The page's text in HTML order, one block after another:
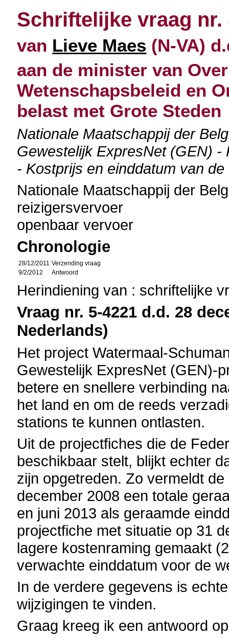
Schriftelijke vraag nr.
van Lieve Maes (N-VA)
aan de minister van
Wetenschapsbeleid en
belast met Grote Steden
Nationale Maatschappij der
Gewestelijk ExpresNet (GEN)
- Kostprijs en einddatum van
Nationale Maatschappij der
reizigersvervoer
openbaar vervoer
Chronologie
28/12/2011 Verzending vraag
9/2/2012
Antwoord
Herindiening van : schriftelijke
Vraag nr. 5-4221 d.d. 28
Nederlands)
Het project Watermaal-
Gewestelijk ExpresNet (GEN)-
betere en snellere verbinding
het land en om de reeds
stations te kunnen ontlasten.
Uit de projectfiches die de
beschikbaar stelt, blijkt echter
zijn opgetreden. Zo vermeldt
december 2008 een totale
en juni 2013 als geraamde
projectfiche met situatie op 31
lagere kostenraming gemaakt
verwachte einddatum voor de
In de verdere gegevens is
wijzigingen te vinden.
Graag kreeg ik een antwoord